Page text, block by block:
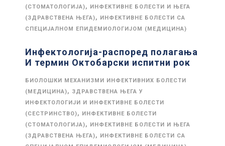
(СТОМАТОЛОГИЈА), ИНФЕКТИВНЕ БОЛЕСТИ И ЊЕГА
(ЗДРАВСТВЕНА ЊЕГА), ИНФЕКТИВНЕ БОЛЕСТИ СА
СПЕЦИЈАЛНОМ ЕПИДЕМИОЛОГИЈОМ (МЕДИЦИНА)
Инфектологија-распоред полагања
И термин Октобарски испитни рок
БИОЛОШКИ МЕХАНИЗМИ ИНФЕКТИВНИХ БОЛЕСТИ
(МЕДИЦИНА), ЗДРАВСТВЕНА ЊЕГА У
ИНФЕКТОЛОГИЈИ И ИНФЕКТИВНЕ БОЛЕСТИ
(СЕСТРИНСТВО), ИНФЕКТИВНЕ БОЛЕСТИ
(СТОМАТОЛОГИЈА), ИНФЕКТИВНЕ БОЛЕСТИ И ЊЕГА
(ЗДРАВСТВЕНА ЊЕГА), ИНФЕКТИВНЕ БОЛЕСТИ СА